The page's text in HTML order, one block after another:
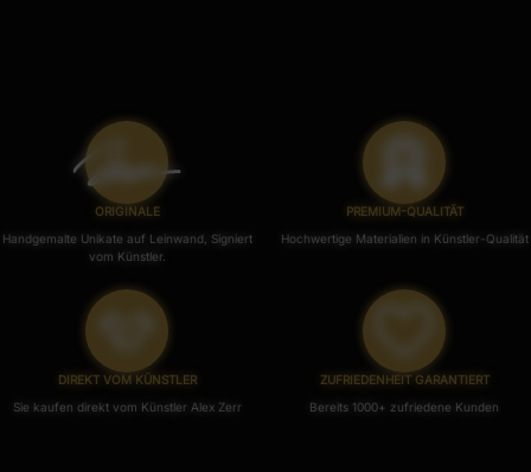
ORIGINALE
Handgemalte Unikate auf Leinwand, Signiert
vom Künstler.
PREMIUM-QUALITÄT
Hochwertige Materialien in Künstler-Qualität
DIREKT VOM KÜNSTLER
Sie kaufen direkt vom Künstler Alex Zerr
ZUFRIEDENHEIT GARANTIERT
Bereits 1000+ zufriedene Kunden